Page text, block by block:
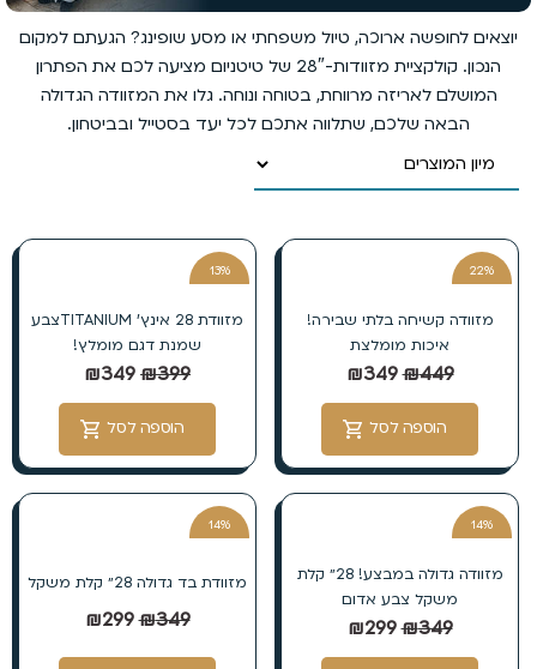
יוצאים לחופשה ארוכה, טיול משפחתי או מסע שופינג? הגעתם למקום
הנכון. קולקציית מזוודות-28″ של טיטניום מציעה לכם את הפתרון
המושלם לאריזה מרווחת, בטוחה ונוחה. גלו את המזוודה הגדולה
הבאה שלכם, שתלווה אתכם לכל יעד בסטייל ובביטחון.
22%
מזוודה קשיחה בלתי שבירה!
איכות מומלצת
₪449
₪349
הוספה לסל
13%
מזוודת 28 אינץ’ TITANIUMצבע
שמנת דגם מומלץ!
₪399
₪349
הוספה לסל
14%
מזוודה גדולה במבצע! 28״ קלת
משקל צבע אדום
₪349
₪299
14%
מזוודת בד גדולה 28״ קלת משקל
₪349
₪299